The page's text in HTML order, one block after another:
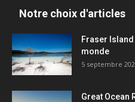
Notre choix d'articles
Fraser
monde
5 septembre
Great Ocean